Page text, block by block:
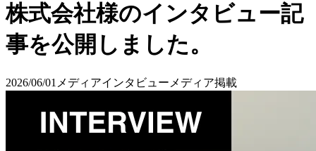
株式会社様のインタビュー記
事を公開しました。
2026/06/01 メディアインタビュー メディア掲載